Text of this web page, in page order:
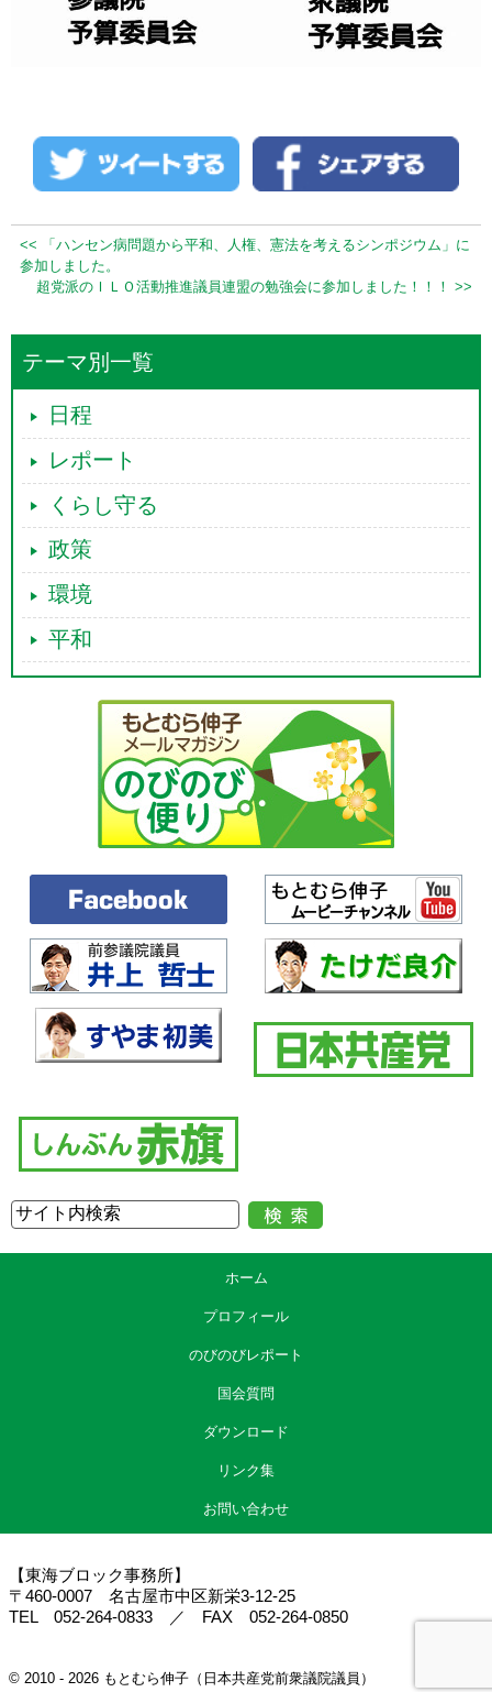
<< 「ハンセン病問題から平和、人権、憲法を考えるシンポジウム」に
参加しました。
超党派のＩＬＯ活動推進議員連盟の勉強会に参加しました！！！ >>
テーマ別一覧
日程
レポート
くらし守る
政策
環境
平和
ホーム
プロフィール
のびのびレポート
国会質問
ダウンロード
リンク集
お問い合わせ
【東海ブロック事務所】
〒460-0007 名古屋市中区新栄3-12-25
TEL 052-264-0833 ／ FAX 052-264-0850
© 2010 - 2026 もとむら伸子（日本共産党前衆議院議員）